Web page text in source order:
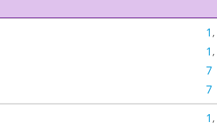
1,
1,
7
7
1,